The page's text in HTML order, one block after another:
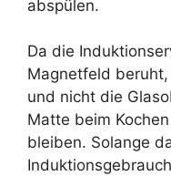
abspülen.
Da die
Magnetfeld
und nicht die
Matte beim
bleiben. Solange